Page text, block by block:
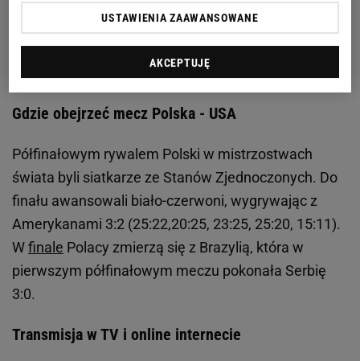
Gdzie obejrzeć mecz Polska - USA
Półfinałowym rywalem Polski w mistrzostwach
świata byli siatkarze ze Stanów Zjednoczonych. Do
finału awansowali biało-czerwoni, wygrywając z
Amerykanami 3:2 (25:22,20:25, 23:25, 25:20, 15:11).
Wfinale Polacy zmierzą się z Brazylią, która w
pierwszym półfinałowym meczu pokonała Serbię
3:0.
Transmisja w TV i online internecie
USTAWIENIA ZAAWANSOWANE
AKCEPTUJĘ